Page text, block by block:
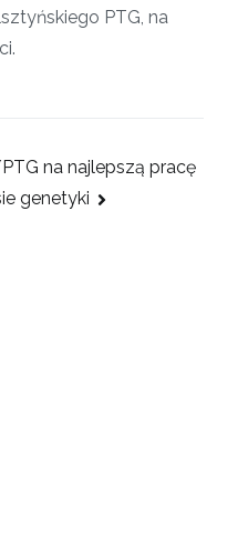
PTG, na
na najlepszą pracę
genetyki